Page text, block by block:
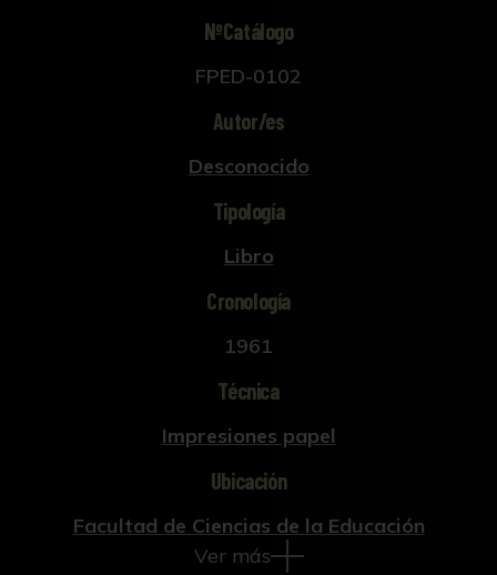
NºCatálogo
FPED-0102
Autor/es
Desconocido
Tipología
Libro
Cronología
1961
Técnica
Impresiones papel
Ubicación
Facultad de Ciencias de la Educación
Ver más